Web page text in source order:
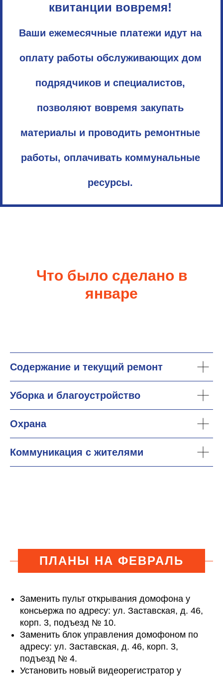
квитанции вовремя!
Ваши ежемесячные платежи идут на
оплату работы обслуживающих дом
подрядчиков и специалистов,
позволяют вовремя закупать
материалы и проводить ремонтные
работы, оплачивать коммунальные
ресурсы.
Что было сделано в
январе
Содержание и текущий ремонт
Уборка и благоустройство
Охрана
Коммуникация с жителями
ПЛАНЫ НА ФЕВРАЛЬ
Заменить пульт открывания домофона у
консьержа по адресу: ул. Заставская, д. 46,
корп. 3, подъезд № 10.
Заменить блок управления домофоном по
адресу: ул. Заставская, д. 46, корп. 3,
подъезд № 4.
Установить новый видеорегистратор у